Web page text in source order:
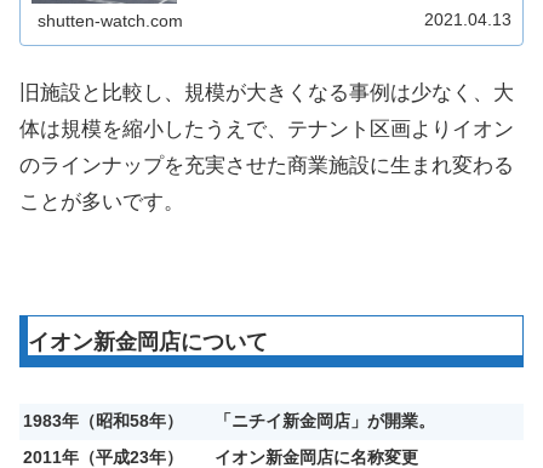
ンスタイル尾道がどのような商業施設になる...
shutten-watch.com 2021.04.13
旧施設と比較し、規模が大きくなる事例は少なく、大
体は規模を縮小したうえで、テナント区画よりイオン
のラインナップを充実させた商業施設に生まれ変わる
ことが多いです。
イオン新金岡店について
1983年（昭和58年）
「ニチイ新金岡店」が開業。
2011年（平成23年）
イオン新金岡店に名称変更